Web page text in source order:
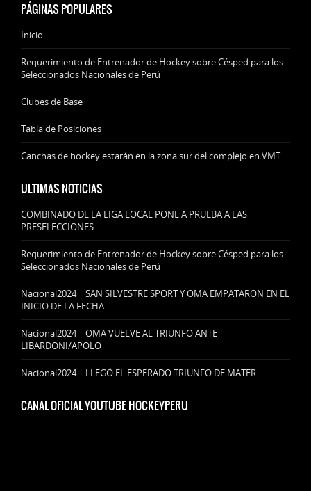
PÁGINAS POPULARES
Inicio
Requerimiento de Entrenador de Hockey sobre Césped para los
Seleccionados Nacionales de Perú
Clubes de Base
Tabla de Posiciones
Canchas de hockey estarán en la zona sur del complejo en VMT
ULTIMAS NOTICIAS
COMBINADO DE LA LIGA LOCAL PONE A PRUEBA A LAS
PRESELECCIONES
Requerimiento de Entrenador de Hockey sobre Césped para los
Seleccionados Nacionales de Perú
Nacional2024 | SAN SILVESTRE SPORT Y OMA EMPATARON EN EL
INICIO DE LA FECHA
Nacional2024 | OMA VUELVE AL TRIUNFO ANTE
LIBARDONI/APOLO
Nacional2024 | LLEGÓ EL ESPERADO TRIUNFO DE MATER
CANAL OFICIAL YOUTUBE HOCKEYPERU